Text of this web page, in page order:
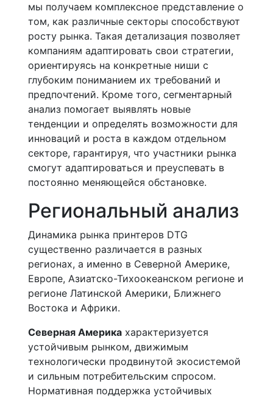
мы получаем комплексное представление о
том, как различные секторы способствуют
росту рынка. Такая детализация позволяет
компаниям адаптировать свои стратегии,
ориентируясь на конкретные ниши с
глубоким пониманием их требований и
предпочтений. Кроме того, сегментарный
анализ помогает выявлять новые
тенденции и определять возможности для
инноваций и роста в каждом отдельном
секторе, гарантируя, что участники рынка
смогут адаптироваться и преуспевать в
постоянно меняющейся обстановке.
Региональный анализ
Динамика рынка принтеров DTG
существенно различается в разных
регионах, а именно в Северной Америке,
Европе, Азиатско-Тихоокеанском регионе и
регионе Латинской Америки, Ближнего
Востока и Африки.
Северная Америка характеризуется
устойчивым рынком, движимым
технологически продвинутой экосистемой
и сильным потребительским спросом.
Нормативная поддержка устойчивых